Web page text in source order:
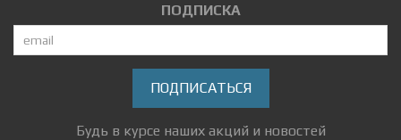
ПОДПИСКА
ПОДПИСАТЬСЯ
Будь в курсе наших акций и новостей